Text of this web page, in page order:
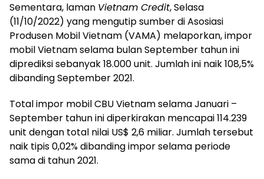
Sementara, laman Vietnam Credit, Selasa
(11/10/2022) yang mengutip sumber di Asosiasi
Produsen Mobil Vietnam (VAMA) melaporkan, impor
mobil Vietnam selama bulan September tahun ini
diprediksi sebanyak 18.000 unit. Jumlah ini naik 108,5%
dibanding September 2021.
Total impor mobil CBU Vietnam selama Januari –
September tahun ini diperkirakan mencapai 114.239
unit dengan total nilai US$ 2,6 miliar. Jumlah tersebut
naik tipis 0,02% dibanding impor selama periode
sama di tahun 2021.